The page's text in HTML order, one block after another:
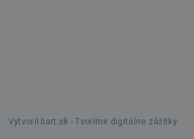
Vytvoril bart.sk - Tvoríme digitálne zážitky